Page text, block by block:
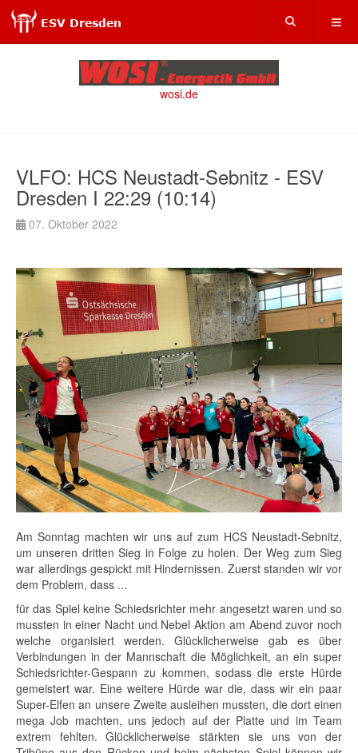
wosi.de
VLFO: HCS Neustadt-Sebnitz - ESV
Dresden I 22:29 (10:14)
07. Oktober 2022
Am Sonntag machten wir uns auf zum HCS Neustadt-Sebnitz,
um unseren dritten Sieg in Folge zu holen. Der Weg zum Sieg
war allerdings gespickt mit Hindernissen. Zuerst standen wir vor
dem Problem, dass ...
für das Spiel keine Schiedsrichter mehr angesetzt waren und so
mussten in einer Nacht und Nebel Aktion am Abend zuvor noch
welche organisiert werden. Glücklicherweise gab es über
Verbindungen in der Mannschaft die Möglichkeit, an ein super
Schiedsrichter-Gespann zu kommen, sodass die erste Hürde
gemeistert war. Eine weitere Hürde war die, dass wir ein paar
Super-Elfen an unsere Zweite ausleihen mussten, die dort einen
mega Job machten, uns jedoch auf der Platte und im Team
extrem fehlten. Glücklicherweise stärkten sie uns von der